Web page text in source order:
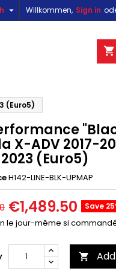
Willkommen, Sign in

shopping_cart
(Euro5)
X-ADV 2017-
(Euro5)
H142-LINE-BLK-UPMAP
€1,489.50 Save
le jour-même si
